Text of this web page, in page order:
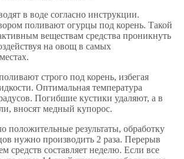
в воде согласно инструкции.
поливают огурцы под корень. Такой
веществам средства проникнуть
на овощ в самых
строго под корень, избегая
Оптимальная температура
Погибшие кустики удаляют, а в
вносят медный купорос.
положительные результаты, обработку
нужно производить 2 раза. Перерыв
средств составляет неделю. Если все